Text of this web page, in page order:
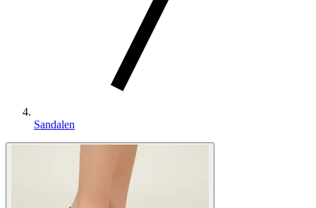
Sandalen